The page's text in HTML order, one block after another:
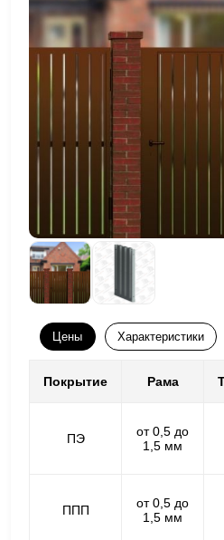
Цены Характеристики
Покрытие Рама
ПЭ
от 0,5 до
1,5 мм
ППП
от 0,5 до
1,5 мм